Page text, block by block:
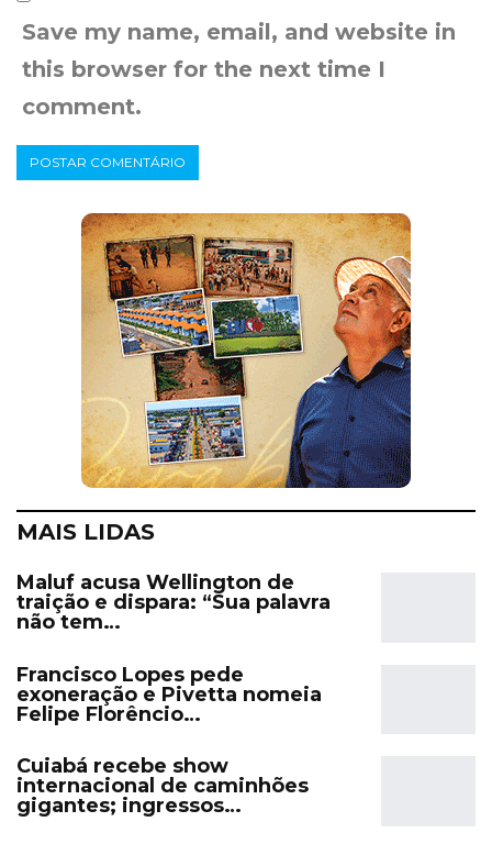
Save my name, email, and website in
this browser for the next time I
comment.
MAIS LIDAS
Maluf acusa Wellington de
traição e dispara: “Sua palavra
não tem…
Francisco Lopes pede
exoneração e Pivetta nomeia
Felipe Florêncio…
Cuiabá recebe show
internacional de caminhões
gigantes; ingressos…